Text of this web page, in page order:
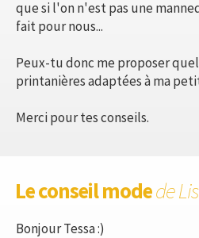
que si l'on n'est pas une
fait pour nous...
Peux-tu donc me proposer
printanières adaptées à ma
Merci pour tes conseils.
Le conseil modede
Bonjour Tessa :)